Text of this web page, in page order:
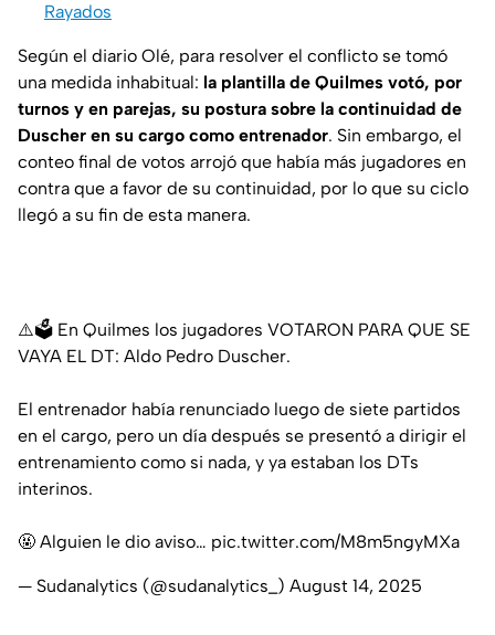
Rayados
Según el diario Olé, para resolver el conflicto se tomó
una medida inhabitual: la plantilla de Quilmes votó, por
turnos y en parejas, su postura sobre la continuidad de
Duscher en su cargo como entrenador. Sin embargo, el
conteo final de votos arrojó que había más jugadores en
contra que a favor de su continuidad, por lo que su ciclo
llegó a su fin de esta manera.
⚠️🗳️ En Quilmes los jugadores VOTARON PARA QUE SE
VAYA EL DT: Aldo Pedro Duscher.
El entrenador había renunciado luego de siete partidos
en el cargo, pero un día después se presentó a dirigir el
entrenamiento como si nada, y ya estaban los DTs
interinos.
🤬 Alguien le dio aviso… pic.twitter.com/M8m5ngyMXa
— Sudanalytics (@sudanalytics_) August 14, 2025